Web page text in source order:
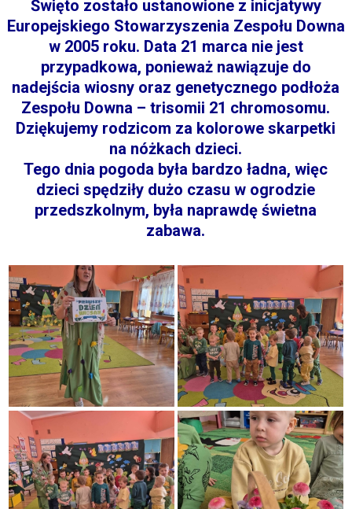
Święto zostało ustanowione z inicjatywy
Europejskiego Stowarzyszenia Zespołu Downa
w 2005 roku. Data 21 marca nie jest
przypadkowa, ponieważ nawiązuje do
nadejścia wiosny oraz genetycznego podłoża
Zespołu Downa – trisomii 21 chromosomu.
Dziękujemy rodzicom za kolorowe skarpetki
na nóżkach dzieci.
Tego dnia pogoda była bardzo ładna, więc
dzieci spędziły dużo czasu w ogrodzie
przedszkolnym, była naprawdę świetna
zabawa.